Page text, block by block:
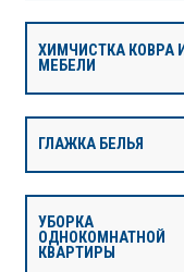
ХИМЧИСТКА КОВРА И
МЕБЕЛИ
ГЛАЖКА БЕЛЬЯ
УБОРКА
ОДНОКОМНАТНОЙ
КВАРТИРЫ